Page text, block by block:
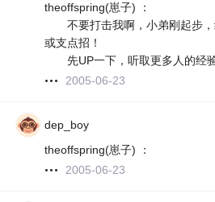
theoffspring(崽子) ：
不要打击我啊，小弟刚起步，
或支点招！
先UP一下，听取更多人的经
2005-06-23
dep_boy
theoffspring(崽子) ：
2005-06-23